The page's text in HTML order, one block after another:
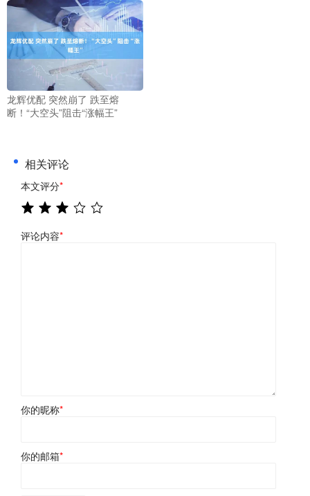
龙辉优配 突然崩了 跌至熔
断！“大空头”阻击“涨幅王”
相关评论
本文评分*
评论内容*
你的昵称*
你的邮箱*